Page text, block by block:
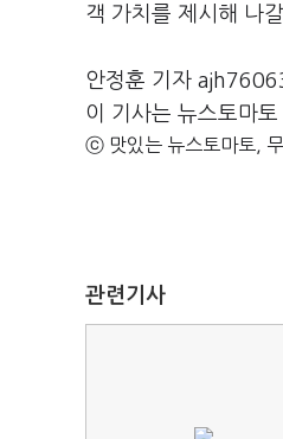
객 가치를 제시해 나
안정훈 기자
이 기사는 뉴스토마
ⓒ 맛있는 뉴스토마토,
관련기사